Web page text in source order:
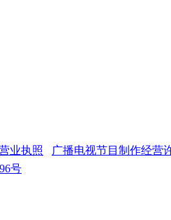
业执照
广播电视节目制作经营
号